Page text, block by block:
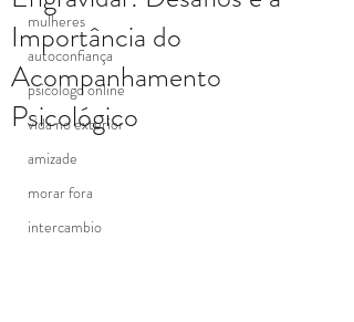
mulheres
autoconfiança
psicologo online
vida no exterior
amizade
morar fora
intercambio
Importância do
Acompanhamento
Psicológico